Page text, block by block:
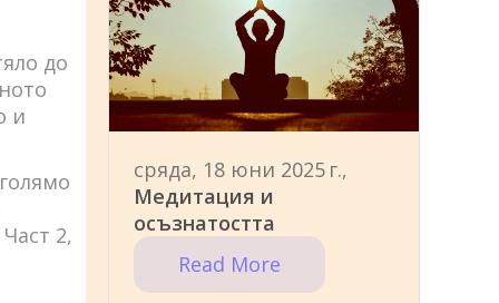
до
и
2,
сряда, 18 юни 2025 г.,
Медитация и
осъзнатостта
Read More